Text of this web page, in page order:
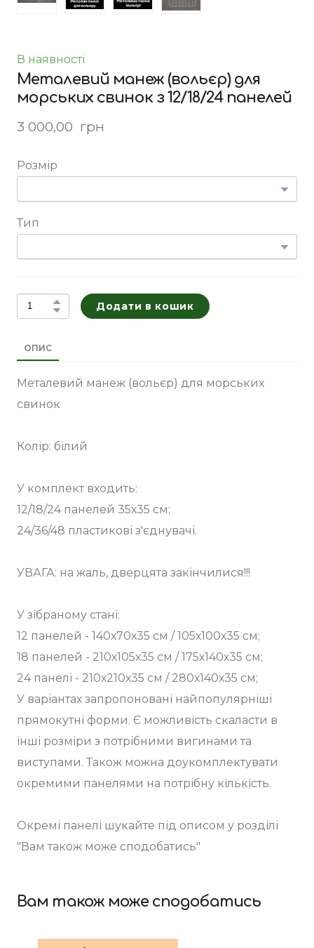
В наявності
Металевий манеж (вольєр) для
морських свинок з 12/18/24 панелей
3 000,00  грн
Розмір
Тип
Додати в кошик
ОПИС
Металевий манеж (вольєр) для морських
свинок
Колір: білий
У комплект входить:
12/18/24 панелей 35х35 см;
24/36/48 пластикові з'єднувачі.
УВАГА: на жаль, дверцята закінчилися!!!
У зібраному стані:
12 панелей - 140х70х35 см / 105х100х35 см;
18 панелей - 210х105х35 см / 175х140х35 см;
24 панелі - 210х210х35 см / 280х140х35 см;
У варіантах запропоновані найпопулярніші
прямокутні форми. Є можливість скаласти в
інші розміри з потрібними вигинами та
виступами. Також можна доукомплектувати
окремими панелями на потрібну кількість.
Окремі панелі шукайте під описом у розділі
"Вам також може сподобатись"
Вам також може сподобатись